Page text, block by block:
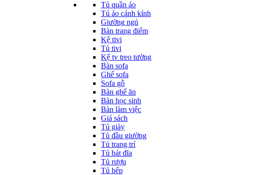
Tủ quần áo
Tú áo cánh kính
Giường ngủ
Bàn trang điểm
Kệ tivi
Tủ tivi
Kệ tv treo tường
Bàn sofa
Ghế sofa
Sofa gỗ
Bàn ghế ăn
Bàn học sinh
Bàn làm việc
Giá sách
Tủ giày
Tủ đầu giường
Tủ trang trí
Tủ bát đĩa
Tủ rượu
Tủ bếp